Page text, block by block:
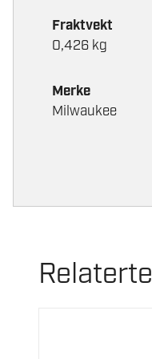
Fraktvekt
0,426 kg
Merke
Milwaukee